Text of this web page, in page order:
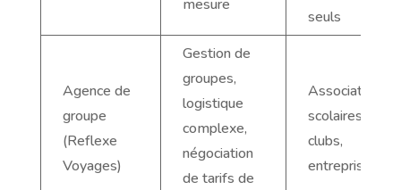
mesure
seuls
Agence de
groupe
(Reflexe
Voyages)
Gestion de
groupes,
logistique
complexe,
négociation
de tarifs de
Associations,
scolaires,
clubs,
entreprises